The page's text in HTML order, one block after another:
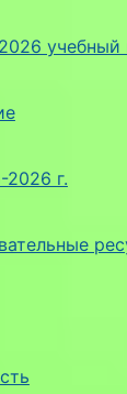
учебный
г.